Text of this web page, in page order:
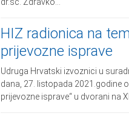
HIZ radionica na
prijevozne isprave
Udruga Hrvatski izvoznici u
dana, 27. listopada 2021.godine
prijevozne isprave“ u dvorani na